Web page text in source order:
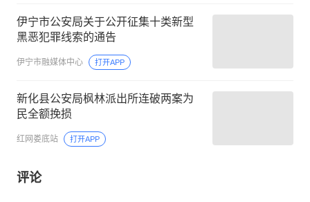
伊宁市公安局关于公开征集十类新型
黑恶犯罪线索的通告
伊宁市融媒体中心 打开APP
新化县公安局枫林派出所连破两案为
民全额挽损
红网娄底站 打开APP
评论